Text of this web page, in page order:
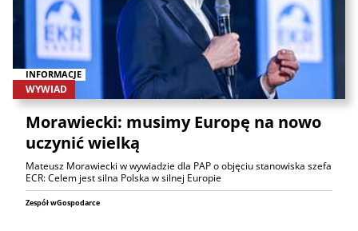
INFORMACJE
WYWIAD
Morawiecki: musimy Europę na nowo
uczynić wielką
Mateusz Morawiecki w wywiadzie dla PAP o objęciu stanowiska szefa
ECR: Celem jest silna Polska w silnej Europie
Zespół wGospodarce